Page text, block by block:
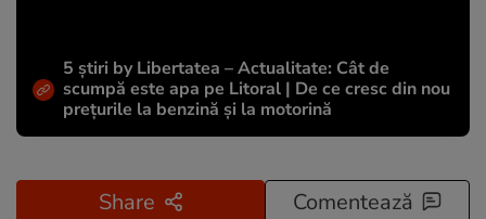
5 știri by Libertatea – Actualitate: Cât de
scumpă este apa pe Litoral | De ce cresc din nou
prețurile la benzină și la motorină
Share Comentează